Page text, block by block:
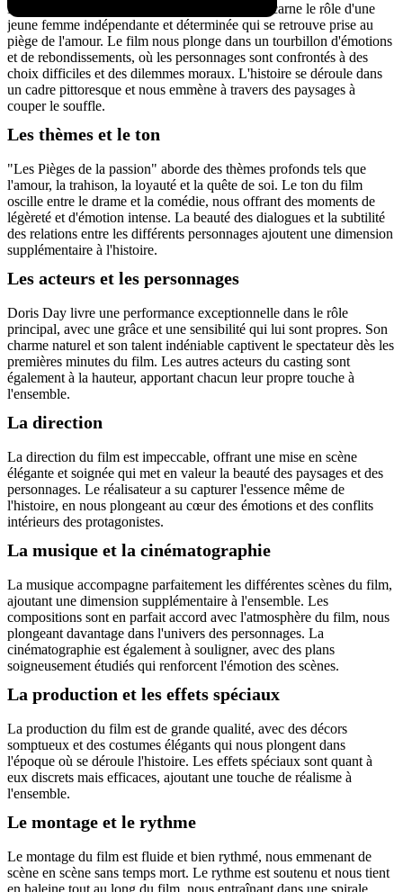
Dans "Les Pièges de la passion", Doris Day incarne le rôle d'une
jeune femme indépendante et déterminée qui se retrouve prise au
piège de l'amour. Le film nous plonge dans un tourbillon d'émotions
et de rebondissements, où les personnages sont confrontés à des
choix difficiles et des dilemmes moraux. L'histoire se déroule dans
un cadre pittoresque et nous emmène à travers des paysages à
couper le souffle.
Les thèmes et le ton
"Les Pièges de la passion" aborde des thèmes profonds tels que
l'amour, la trahison, la loyauté et la quête de soi. Le ton du film
oscille entre le drame et la comédie, nous offrant des moments de
légèreté et d'émotion intense. La beauté des dialogues et la subtilité
des relations entre les différents personnages ajoutent une dimension
supplémentaire à l'histoire.
Les acteurs et les personnages
Doris Day livre une performance exceptionnelle dans le rôle
principal, avec une grâce et une sensibilité qui lui sont propres. Son
charme naturel et son talent indéniable captivent le spectateur dès les
premières minutes du film. Les autres acteurs du casting sont
également à la hauteur, apportant chacun leur propre touche à
l'ensemble.
La direction
La direction du film est impeccable, offrant une mise en scène
élégante et soignée qui met en valeur la beauté des paysages et des
personnages. Le réalisateur a su capturer l'essence même de
l'histoire, en nous plongeant au cœur des émotions et des conflits
intérieurs des protagonistes.
La musique et la cinématographie
La musique accompagne parfaitement les différentes scènes du film,
ajoutant une dimension supplémentaire à l'ensemble. Les
compositions sont en parfait accord avec l'atmosphère du film, nous
plongeant davantage dans l'univers des personnages. La
cinématographie est également à souligner, avec des plans
soigneusement étudiés qui renforcent l'émotion des scènes.
La production et les effets spéciaux
La production du film est de grande qualité, avec des décors
somptueux et des costumes élégants qui nous plongent dans
l'époque où se déroule l'histoire. Les effets spéciaux sont quant à
eux discrets mais efficaces, ajoutant une touche de réalisme à
l'ensemble.
Le montage et le rythme
Le montage du film est fluide et bien rythmé, nous emmenant de
scène en scène sans temps mort. Le rythme est soutenu et nous tient